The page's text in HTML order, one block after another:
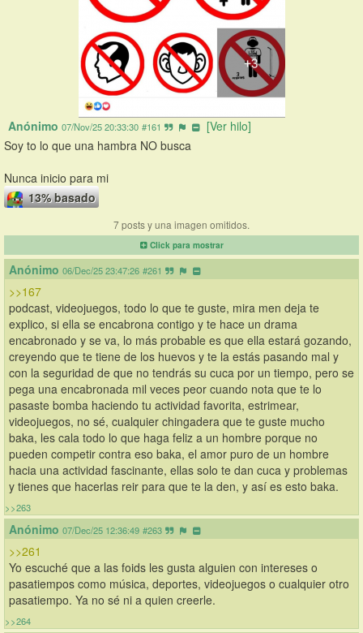
Anónimo 07/Nov/25 20:33:30 #161
[Ver hilo]
Soy to lo que una hambra NO busca
Nunca inicio para mi
13% basado
7 posts y una imagen omitidos.
Click para mostrar
Anónimo 06/Dec/25 23:47:26 #261
>>167
podcast, videojuegos, todo lo que te guste, mira men deja te
explico, si ella se encabrona contigo y te hace un drama
encabronado y se va, lo más probable es que ella estará gozando,
creyendo que te tiene de los huevos y te la estás pasando mal y
con la seguridad de que no tendrás su cuca por un tiempo, pero se
pega una encabronada mil veces peor cuando nota que te lo
pasaste bomba haciendo tu actividad favorita, estrimear,
videojuegos, no sé, cualquier chingadera que te guste mucho
baka, les cala todo lo que haga feliz a un hombre porque no
pueden competir contra eso baka, el amor puro de un hombre
hacia una actividad fascinante, ellas solo te dan cuca y problemas
y tienes que hacerlas reir para que te la den, y así es esto baka.
>>263
Anónimo 07/Dec/25 12:36:49 #263
>>261
Yo escuché que a las foids les gusta alguien con intereses o
pasatiempos como música, deportes, videojuegos o cualquier otro
pasatiempo. Ya no sé ni a quien creerle.
>>264